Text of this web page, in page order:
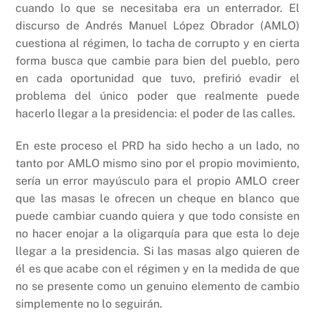
cuando lo que se necesitaba era un enterrador. El
discurso de Andrés Manuel López Obrador (AMLO)
cuestiona al régimen, lo tacha de corrupto y en cierta
forma busca que cambie para bien del pueblo, pero
en cada oportunidad que tuvo, prefirió evadir el
problema del único poder que realmente puede
hacerlo llegar a la presidencia: el poder de las calles.
En este proceso el PRD ha sido hecho a un lado, no
tanto por AMLO mismo sino por el propio movimiento,
sería un error mayúsculo para el propio AMLO creer
que las masas le ofrecen un cheque en blanco que
puede cambiar cuando quiera y que todo consiste en
no hacer enojar a la oligarquía para que esta lo deje
llegar a la presidencia. Si las masas algo quieren de
él es que acabe con el régimen y en la medida de que
no se presente como un genuino elemento de cambio
simplemente no lo seguirán.